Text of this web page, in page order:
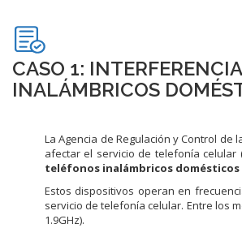
CASO 1:
INALÁMBRICOS
La Agencia de Regulación y Control
afectar el servicio de telefonía celular
teléfonos inalámbricos domésticos
Estos dispositivos operan en
servicio de telefonía celular. Entre los
1.9GHz).